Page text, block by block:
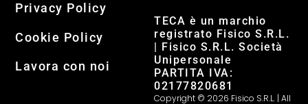
TECA è un marchio
registrato Fisico S.R.L.
| Fisico S.R.L. Società
Unipersonale
PARTITA IVA:
02177820681
Copyright © 2026 Fisico S.R.L. | All
Privacy Policy
Cookie Policy
Lavora con noi